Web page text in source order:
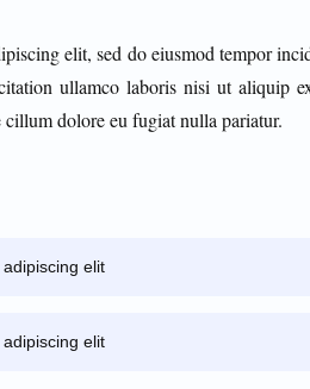
elit, sed do eiusmod tempor
ullamco laboris nisi ut aliquip
dolore eu fugiat nulla pariatur.
elit
elit